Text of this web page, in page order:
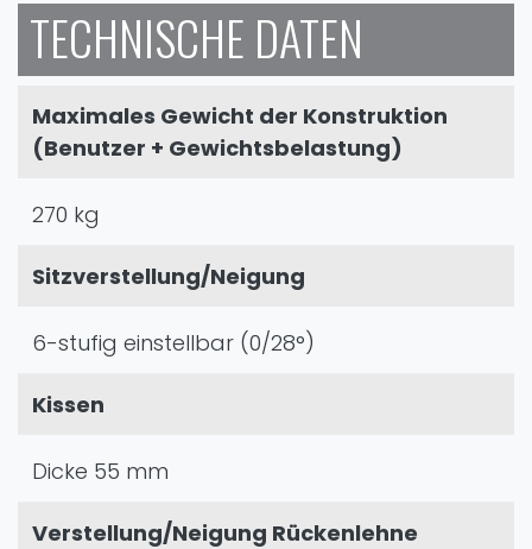
TECHNISCHE DATEN
Maximales Gewicht der Konstruktion
(Benutzer + Gewichtsbelastung)
270 kg
Sitzverstellung/Neigung
6-stufig einstellbar (0/28°)
Kissen
Dicke 55 mm
Verstellung/Neigung Rückenlehne